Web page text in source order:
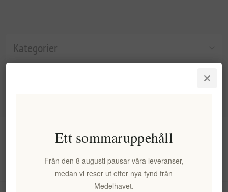
Kategorier
Mitt konto
Ett sommaruppehåll
Från den 8 augusti pausar våra leveranser,
medan vi reser ut efter nya fynd från
Medelhavet.